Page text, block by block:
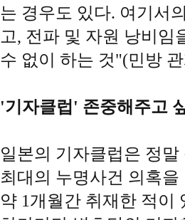
는 경우도 있다. 여기서
고, 전파 및 자원 낭비임
수 없이 하는 것"(민방
'기자클럽' 존중해주고
일본의 기자클럽은 정
최대의 누명사건 의혹
약 1개월간 취재한 적이